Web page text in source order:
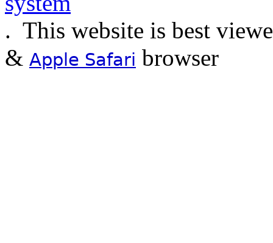
. This website is best
& Apple Safari browser